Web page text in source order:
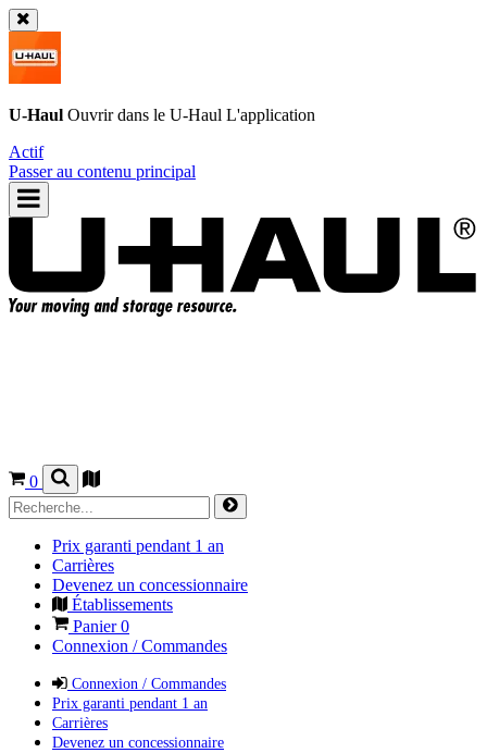
U-Haul Ouvrir dans le U-Haul L'application
Actif
Passer au contenu principal
0
Prix garanti pendant 1 an
Carrières
Devenez un concessionnaire
Établissements
Panier0
Connexion / Commandes
Connexion / Commandes
Prix garanti pendant 1 an
Carrières
Devenez un concessionnaire